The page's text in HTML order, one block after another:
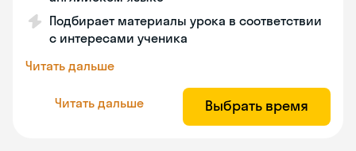
Подбирает материалы урока в соответствии
с интересами ученика
Читать дальше
Читать дальше Выбрать время